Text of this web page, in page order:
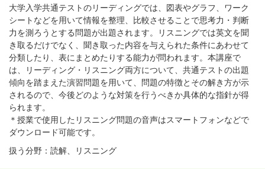
大学入学共通テストのリーディングでは、図表やグラフ、ワーク
シートなどを用いて情報を整理、比較させることで思考力・判断
力を測ろうとする問題が出題されます。リスニングでは英文を聞
き取るだけでなく、聞き取った内容を与えられた条件にあわせて
分類したり、表にまとめたりする能力が問われます。本講座で
は、リーディング・リスニング両方について、共通テストの出題
傾向を踏まえた演習問題を用いて、問題の特徴とその解き方が示
されるので、今後どのような対策を行うべきか具体的な指針が得
られます。
＊授業で使用したリスニング問題の音声はスマートフォンなどで
ダウンロード可能です。
扱う分野：読解、リスニング